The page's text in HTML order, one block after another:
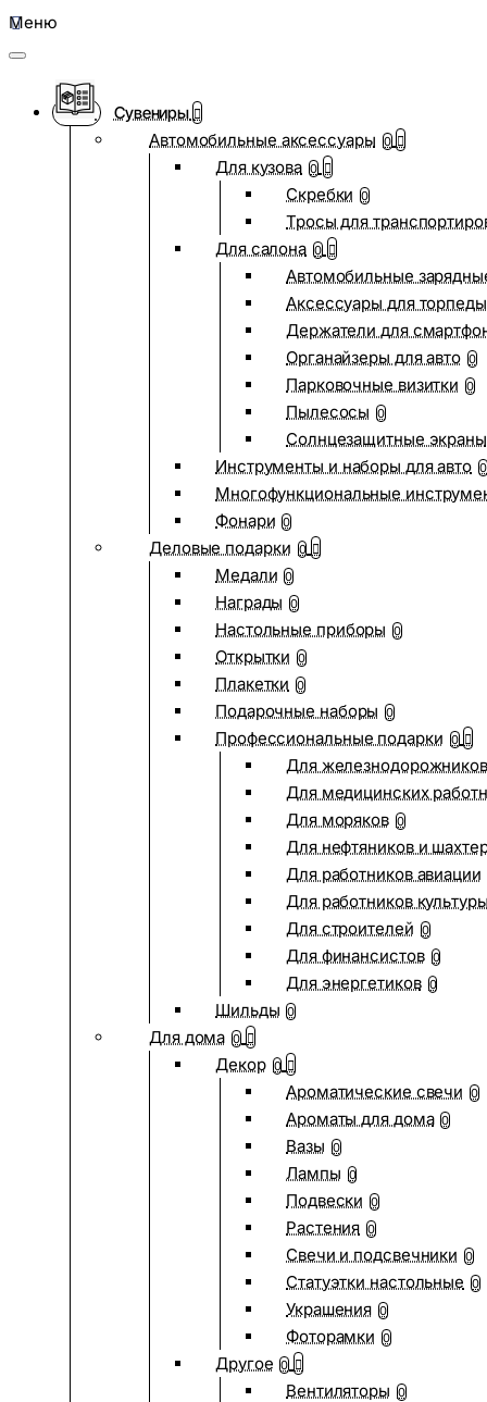
Меню
Сувениры
Автомобильные аксессуары 0
Для кузова 0
Скребки 0
Тросы для
Для салона 0
Автомобильные
Аксессуары для
Держатели для
Органайзеры для авто 0
Парковочные визитки 0
Пылесосы 0
Солнцезащитные экраны
Инструменты и наборы для авто 0
Многофункциональные
Фонари 0
Деловые подарки 0
Медали 0
Награды 0
Настольные приборы 0
Открытки 0
Плакетки 0
Подарочные наборы 0
Профессиональные подарки 0
Для железнодорожников
Для медицинских
Для моряков 0
Для нефтяников и
Для работников авиации
Для работников
Для строителей 0
Для финансистов 0
Для энергетиков 0
Шильды 0
Для дома 0
Декор 0
Ароматические свечи 0
Ароматы для дома 0
Вазы 0
Лампы 0
Подвески 0
Растения 0
Свечи и подсвечники 0
Статуэтки настольные 0
Украшения 0
Фоторамки 0
Другое 0
Вентиляторы 0